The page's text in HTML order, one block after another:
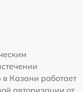
Казани работает
авторизации от